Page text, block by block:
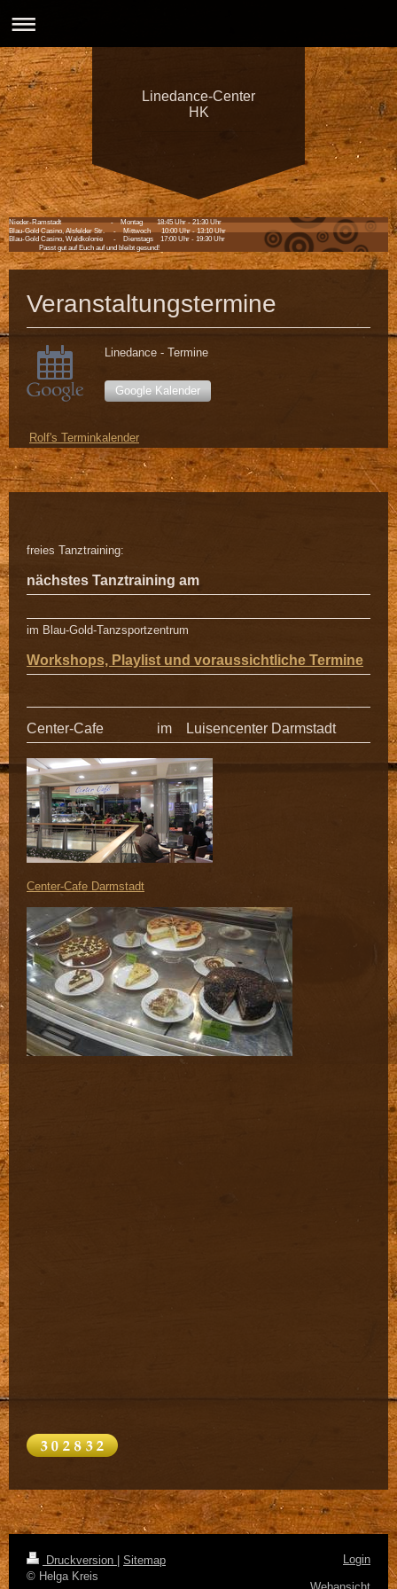
Linedance-Center
HK
Nieder-Ramstadt - Montag 18:45 Uhr - 21:30 Uhr
Blau-Gold Casino, Alsfelder Str. - Mittwoch 10:00 Uhr - 13:10 Uhr
Blau-Gold Casino, Waldkolonie - Dienstags 17:00 Uhr - 19:30 Uhr
Passt gut auf Euch auf und bleibt gesund!
Veranstaltungstermine
Linedance - Termine
Google Kalender
Rolf's Terminkalender
freies Tanztraining:
nächstes Tanztraining am
im Blau-Gold-Tanzsportzentrum
Workshops, Playlist und voraussichtliche Termine
Center-Cafe im Luisencenter Darmstadt
Center-Cafe Darmstadt
Druckversion
Sitemap
© Helga Kreis
Login